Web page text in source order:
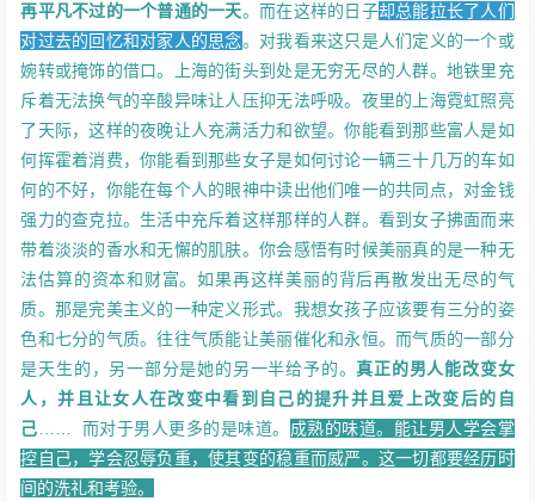
再平凡不过的一个普通的一天。而在这样的日子却总能拉长了人们
对过去的回忆和对家人的思念。对我看来这只是人们定义的一个或
婉转或掩饰的借口。上海的街头到处是无穷无尽的人群。地铁里充
斥着无法换气的辛酸异味让人压抑无法呼吸。夜里的上海霓虹照亮
了天际，这样的夜晚让人充满活力和欲望。你能看到那些富人是如
何挥霍着消费，你能看到那些女子是如何讨论一辆三十几万的车如
何的不好，你能在每个人的眼神中读出他们唯一的共同点，对金钱
强力的查克拉。生活中充斥着这样那样的人群。看到女子拂面而来
带着淡淡的香水和无懈的肌肤。你会感悟有时候美丽真的是一种无
法估算的资本和财富。如果再这样美丽的背后再散发出无尽的气
质。那是完美主义的一种定义形式。我想女孩子应该要有三分的姿
色和七分的气质。往往气质能让美丽催化和永恒。而气质的一部分
是天生的，另一部分是她的另一半给予的。真正的男人能改变女
人，并且让女人在改变中看到自己的提升并且爱上改变后的自
己 …… 而对于男人更多的是味道。 成熟的味道。能让男人学会掌
控自己，学会忍辱负重，使其变的稳重而威严。这一切都要经历时
间的洗礼和考验。